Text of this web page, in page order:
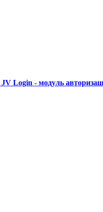
JV Login - модуль